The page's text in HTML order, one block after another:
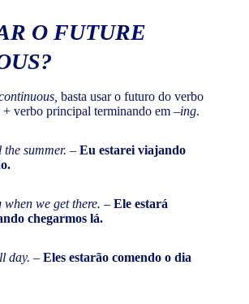
O FUTURE
?
basta usar o futuro do verbo
+ verbo principal terminando em –ing.
summer. – Eu estarei viajando
we get there. – Ele estará
chegarmos lá.
day. – Eles estarão comendo o dia